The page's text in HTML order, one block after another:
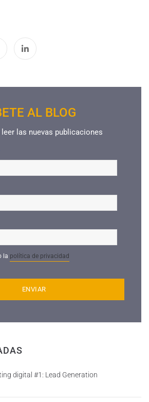
AL BLOG
las nuevas publicaciones
la política de privacidad
digital #1: Lead Generation